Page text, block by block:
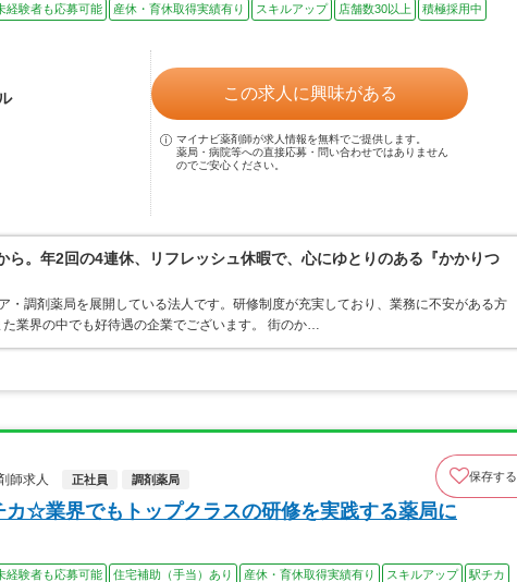
経験者も応募可能 産休・育休取得実績有り スキルアップ 店舗数30以上
積極採用中
この求人に興味がある
マイナビ薬剤師が求人情報を無料でご提供します。
薬局・病院等への直接応募・問い合わせではありません
のでご安心ください。
ら。年2回の4連休、リフレッシュ休暇で、心にゆとりのある『かかりつ
・調剤薬局を展開している法人です。研修制度が充実しており、業務に不安がある方
業界の中でも好待遇の企業でございます。 街のか…
師求人
正社員 調剤薬局 保存する
カ☆業界でもトップクラスの研修を実践する薬局に
経験者も応募可能 住宅補助（手当）あり 産休・育休取得実績有り スキルアップ
駅チカ